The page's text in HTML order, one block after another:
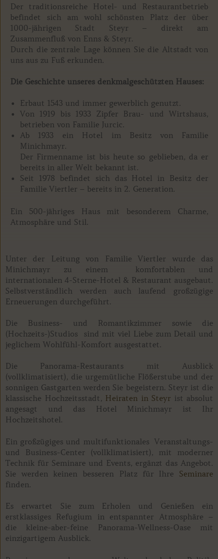
Der traditionsreiche Hotel- und Restaurantbetrieb
befindet sich am wohl schönsten Platz der über
1000-jährigen Stadt Steyr – direkt am
Zusammenfluß von Enns & Steyr.
Durch die zentrale Lage können Sie die Altstadt von
uns aus zu Fuß erkunden.
Die Geschichte unseres denkmalgeschützten Hauses:
Erbaut 1543 und immer gewerblich genutzt.
Von 1919 bis 1933 Zipfer Brau- und Wirtshaus,
betrieben von Familie Jurcic.
Ab 1933 ein Hotel im Besitz von Familie
Minichmayr.
Der Firmenname ist bis heute so geblieben, da er
bereits in aller Welt bekannt ist.
Seit 1978 befindet sich das Hotel in Besitz der
Familie Viertler – bereits in 2. Generation.
Ein 500-jähriges Haus mit besonderem Charme,
Atmosphäre und Stil.
Unter der Leitung von Familie Viertler wurde das
Minichmayr zu einem komfortablen und
internationalen 4-Sterne-Hotel & Restaurant ausgebaut.
Selbstverständlich werden auch laufend großzügige
Erneuerungen durchgeführt.
Die Business- und Romantikzimmer sowie die
(Hochzeits-)Studios sind mit viel Liebe zum Detail und
jeglichem Wohlfühl-Komfort ausgestattet.
Die Panorama-Restaurants mit Ausblick
(vollklimatisiert), die urgemütliche Flößerstube und der
sonnigen Gastgarten werden Sie begeistern. Steyr ist die
klassische Hochzeitsstadt, Heiraten in Steyr ist absolut
angesagt und das Hotel Minichmayr ist Ihr
Hochzeitshotel.
Ein großzügiges und multifunktionales Veranstaltungs-
und Business-Center (vollklimatisiert), mit moderner
Technik für Seminare und Events, ergänzt das Angebot.
Sie werden keinen besseren Platz für Ihre Seminare
finden.
Es erwartet Sie zum Erholen und Genießen ein
erstklassiges Refugium in entspannter Atmosphäre –
die kleine-aber-feine Panorama-Wellness-Oase mit
einzigartigem Ausblick.